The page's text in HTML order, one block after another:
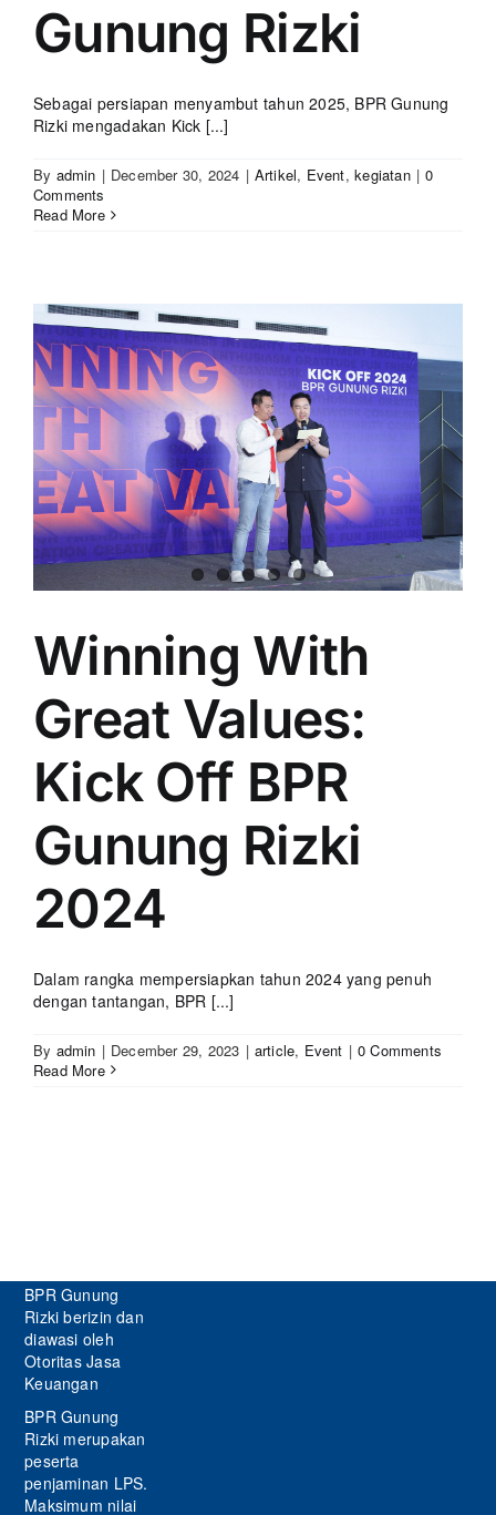
Gunung Rizki
Sebagai persiapan menyambut tahun 2025, BPR Gunung
Rizki mengadakan Kick [...]
By admin | December 30, 2024 | Artikel, Event,kegiatan | 0
Comments
Read More
Winning With
Great Values:
Kick Off BPR
Gunung Rizki
2024
Dalam rangka mempersiapkan tahun 2024 yang penuh
dengan tantangan, BPR [...]
By admin | December 29, 2023 | article, Event | 0 Comments
Read More
BPR Gunung
Rizki berizin dan
diawasi oleh
Otoritas Jasa
Keuangan
BPR Gunung
Rizki merupakan
peserta
penjaminan LPS.
Maksimum nilai